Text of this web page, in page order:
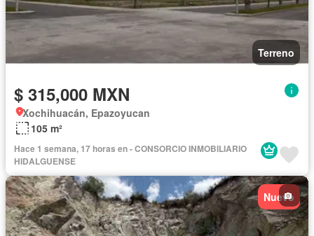
Terreno
$ 315,000 MXN
Xochihuacán, Epazoyucan
105 m²
Hace 1 semana, 17 horas en - CONSORCIO INMOBILIARIO
HIDALGUENSE
Nuevo